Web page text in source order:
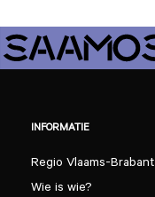
INFORMATIE
Regio Vlaams-Brabant
Wie is wie?